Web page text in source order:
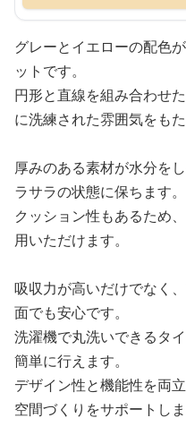
グレーとイエローの配色
ットです。
円形と直線を組み合わせ
に洗練された雰囲気をもた
厚みのある素材が水分を
ラサラの状態に保ちます。
クッション性もあるため
用いただけます。
吸収力が高いだけでなく
面でも安心です。
洗濯機で丸洗いできるタ
簡単に行えます。
デザイン性と機能性を両
空間づくりをサポートしま